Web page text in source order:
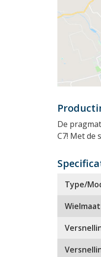
De
C7! Met de
Type/
Wielmaat